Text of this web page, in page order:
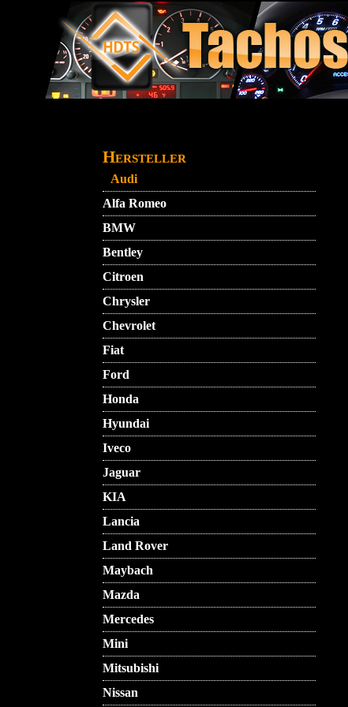
Hersteller
Audi
Alfa Romeo
BMW
Bentley
Citroen
Chrysler
Chevrolet
Fiat
Ford
Honda
Hyundai
Iveco
Jaguar
KIA
Lancia
Land Rover
Maybach
Mazda
Mercedes
Mini
Mitsubishi
Nissan